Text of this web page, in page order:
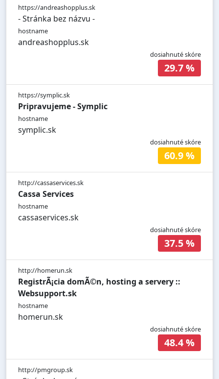
https://andreashopplus.sk
- Stránka bez názvu -
hostname
andreashopplus.sk
dosiahnuté skóre
29.7 %
https://symplic.sk
Pripravujeme - Symplic
hostname
symplic.sk
dosiahnuté skóre
60.9 %
http://cassaservices.sk
Cassa Services
hostname
cassaservices.sk
dosiahnuté skóre
37.5 %
http://homerun.sk
RegistrÃ¡cia domÃ©n, hosting a servery ::
Websupport.sk
hostname
homerun.sk
dosiahnuté skóre
48.4 %
http://pmgroup.sk